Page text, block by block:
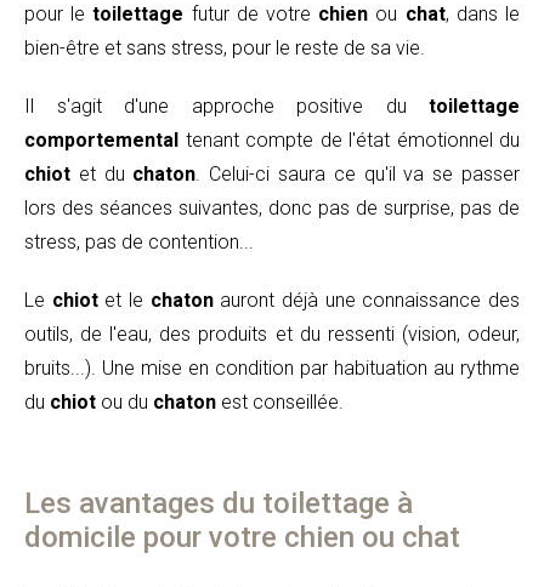
pour letoilettage futur de votre chien ou chat, dans le
bien-être et sans stress, pour le reste de sa vie.
Il s'agit d'une approche positive du toilettage
comportemental tenant compte de l'état émotionnel du
chiot et du chaton . Celui-ci saura ce qu'il va se passer
lors des séances suivantes, donc pas de surprise, pas de
stress, pas de contention...
Le chiotet le chatonauront déjà une connaissance des
outils, de l'eau, des produits et du ressenti (vision, odeur,
bruits...). Une mise en condition par habituation au rythme
du chiot ou du chaton est conseillée.
Les avantages du toilettage à
domicile pour votre chien ou chat